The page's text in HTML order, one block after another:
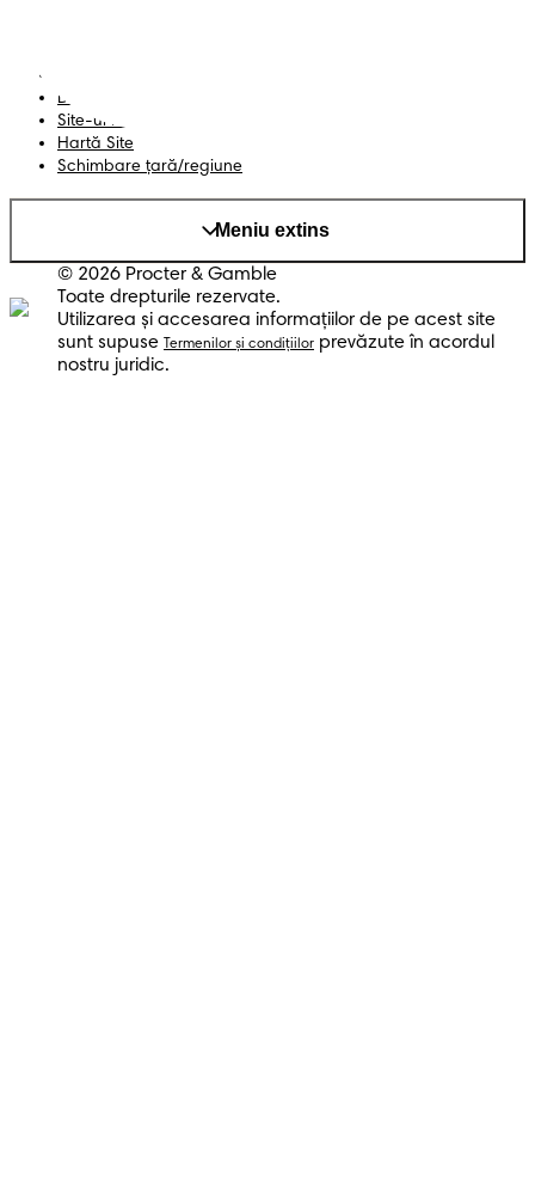
Datele Mele
Site-ul PG
Hartă Site
Schimbare ţară/regiune
Meniu extins
© 2026 Procter & Gamble
Toate drepturile rezervate.
Utilizarea şi accesarea informaţiilor de pe acest site
sunt supuse
Termenilor şi condiţiilor prevăzute în acordul
nostru juridic.